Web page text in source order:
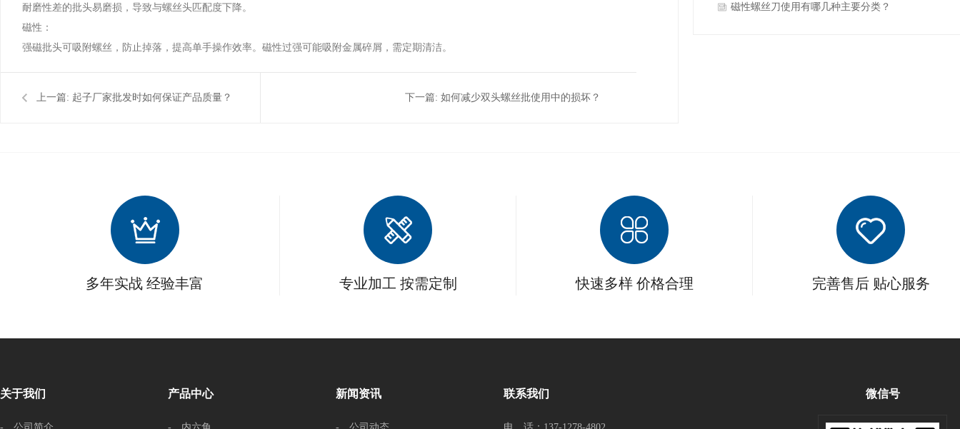
耐磨性差的批头易磨损，导致与螺丝头匹配度下降。
磁性：
强磁批头可吸附螺丝，防止掉落，提高单手操作效率。磁性过强可能吸附金属碎屑，需定期清洁。
上一篇: 起子厂家批发时如何保证产品质量？ 下一篇: 如何减少双头螺丝批使用中的损坏？
磁性螺丝刀使用有哪几种主要分类？
多年实战 经验丰富 专业加工 按需定制 快速多样 价格合理 完善售后 贴心服务
关于我们 产品中心 新闻资讯 联系我们 微信号